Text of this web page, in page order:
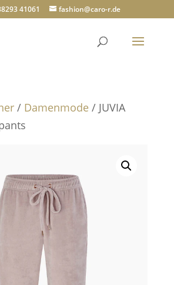
41061 fashion@caro-r.de
/ Damenmode/ JUVIA